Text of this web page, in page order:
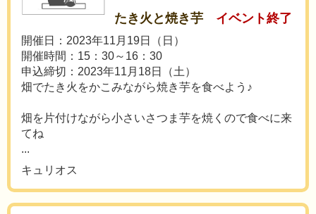
たき火と焼き芋 イベント終了
開催日：2023年11月19日（日）
開催時間：15：30～16：30
申込締切：2023年11月18日（土）
畑でたき火をかこみながら焼き芋を食べよう♪
畑を片付けながら小さいさつま芋を焼くので食べに来
てね
...
キュリオス